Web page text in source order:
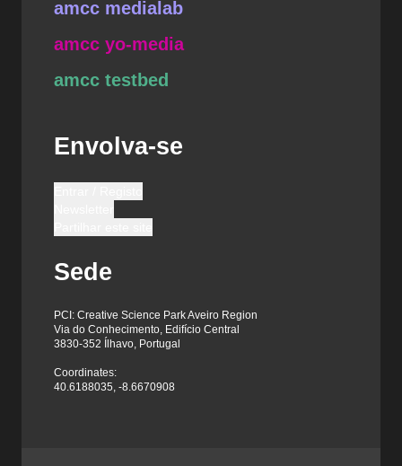
amcc medialab
amcc yo-media
amcc testbed
Envolva-se
Sede
PCI: Creative Science Park Aveiro Region
Via do Conhecimento, Edifício Central
3830-352 Ílhavo, Portugal
Coordinates:
40.6188035, -8.6670908